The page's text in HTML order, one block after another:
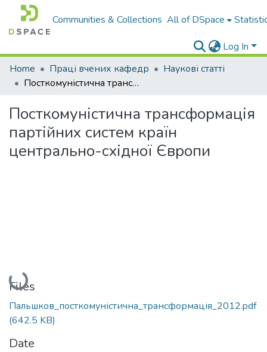
Communities & Collections All of DSpace
Log In
Home
Праці вчених кафедр
Наукові статті
Посткомуністична трансформація партійних систем країн центрально-східної Європи
Посткомуністична трансформація
партійних систем країн
центрально-східної Європи
Loading...
Files
Пальшков_посткомуністична_трансформація_2012.pdf
(642.5 KB)
Date